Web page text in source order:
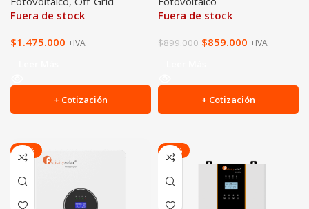
Fuera de stock
$1.475.000 +IVA
+ Cotización
Fuera de stock
$899.000 $859.000 +IVA
+ Cotización
-20% -29%